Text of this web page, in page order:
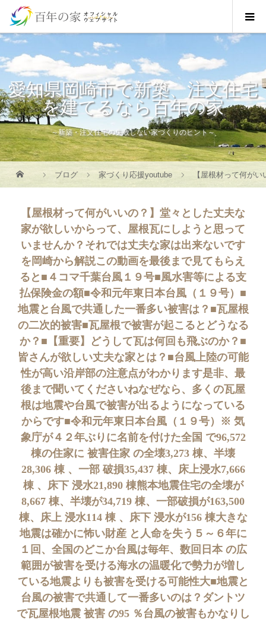
愛知県岡崎市で新築、注文住宅
を建てるなら百年の家
～新築・注文住宅の失敗しない家づくりのヒント～
ブログ 家づくり応援youtube 【屋根材って何が
【屋根材って何がいいの？】堂々とした丈夫な
家が欲しいからって、屋根瓦にしようと思って
いませんか？それでは丈夫な家は出来ないです
を岡崎から解説この動画を最後まで見てもらえ
ると■４コマ千葉台風１９号■風水害等による支
払保険金の額■令和元年東日本台風（１９号）■
地震と台風で共通した一番多い被害は？■瓦屋根
の二次的被害■瓦屋根で被害が起こるとどうなる
か？■【重要】どうして瓦は何回も飛ぶのか？■
皆さんが欲しい丈夫な家とは？■台風上陸の可能
性が高い沿岸部の注意点がわかります是非、最
後まで聞いてくださいねなぜなら、多くの瓦屋
根は地震や台風で被害が出るようになっている
からです■令和元年東日本台風（１９号）※ 気
象庁が４２年ぶりに名前を付けた全国 で96,572
棟の住家に 被害住家 の全壊3,273 棟、半壊
28,306 棟 、一部 破損35,437 棟、床上浸水7,666
棟 、床下 浸水21,890 棟熊本地震住宅の全壊が
8,667 棟、半壊が34,719 棟、一部破損が163,500
棟、床上 浸水114 棟 、床下 浸水が156 棟大きな
地震は確かに怖い財産 と人命を失う５～６年に
１回、全国のどこか台風は毎年、数回日本 の広
範囲が被害を受ける海水の温暖化で勢力が増し
ている地震よりも被害を受ける可能性大■地震と
台風の被害で共通して一番多いのは？ダントツ
で瓦屋根地震 被害 の95 ％台風の被害もかなりし